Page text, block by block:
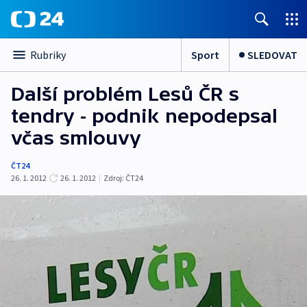
Rubriky Sport SLEDOVAT
Další problém Lesů ČR s
tendry - podnik nepodepsal
včas smlouvy
ČT24
26. 1. 2012
26. 1. 2012 | Zdroj: ČT24